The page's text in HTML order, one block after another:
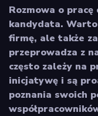
Rozmowa o pracę
kandydata.
firmę, ale także
przeprowadza z
często zależy na
inicjatywę i są
poznania swoich